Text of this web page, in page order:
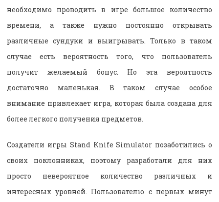
необходимо проводить в игре большое количество
времени, а также нужно постоянно открывать
различные сундуки и выигрывать. Только в таком
случае есть вероятность того, что пользователь
получит желаемый бонус. Но эта вероятность
достаточно маленькая. В таком случае особое
внимание привлекает игра, которая была создана для
более легкого получения предметов.
Создатели игры Stand Knife Simulator позаботились о
своих поклонниках, поэтому разработали для них
просто невероятное количество различных и
интересных уровней. Пользователю с первых минут